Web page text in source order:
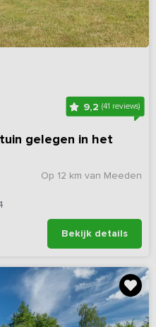
9,2(41 reviews)
gelegen in het
Op 12 km van Meeden
Bekijk details